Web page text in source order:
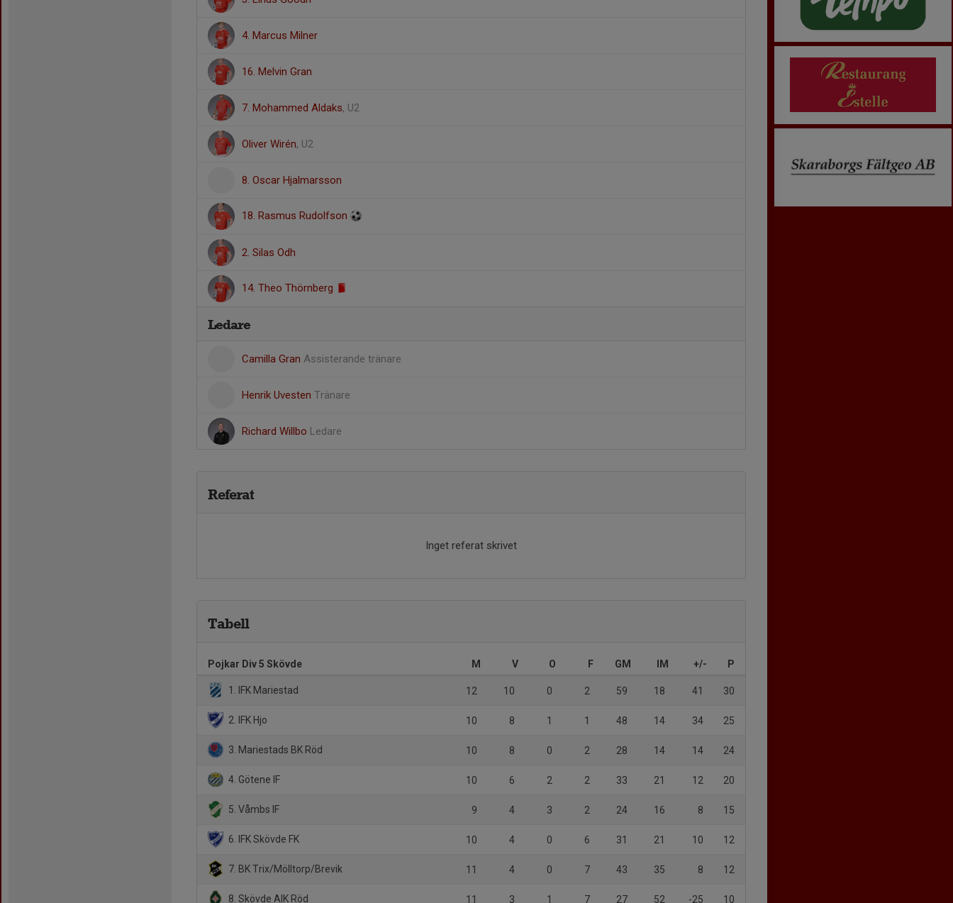
4. Marcus Milner
16. Melvin Gran
7. Mohammed Aldaks, U2
Oliver Wirén, U2
8. Oscar Hjalmarsson
18. Rasmus Rudolfson
2. Silas Odh
14. Theo Thörnberg
Ledare
Camilla Gran Assisterande tränare
Henrik Uvesten Tränare
Richard Willbo Ledare
Referat
Inget referat skrivet
Tabell
Pojkar Div 5 Skövde M V O F GM IM +/- P
1. IFK Mariestad 12 10 0 2 59 18 41 30
2. IFK Hjo 10 8 1 1 48 14 34 25
3. Mariestads BK Röd 10 8 0 2 28 14 14 24
4. Götene IF 10 6 2 2 33 21 12 20
5. Våmbs IF 9 4 3 2 24 16 8 15
6. IFK Skövde FK 10 4 0 6 31 21 10 12
7. BK Trix/Mölltorp/Brevik 11 4 0 7 43 35 8 12
8. Skövde AIK Röd 11 3 1 7 27 52 -25 10